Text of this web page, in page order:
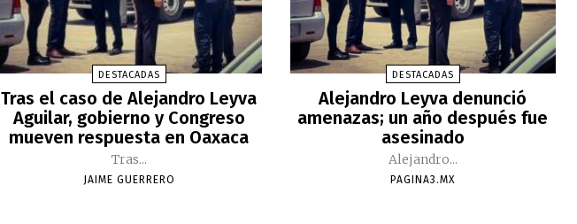
DESTACADAS
Tras el caso de Alejandro Leyva
Aguilar, gobierno y Congreso
mueven respuesta en Oaxaca
Tras...
JAIME GUERRERO
DESTACADAS
Alejandro Leyva denunció
amenazas; un año después fue
asesinado
Alejandro...
PAGINA3.MX